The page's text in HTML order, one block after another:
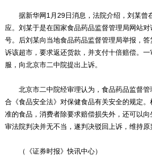
据新华网1月29日消息，法院介绍，刘某曾
应。刘某于是在国家食品药品监督管理局网站
号。后刘某向当地食品药品监督管理局举报，
诉该超市，要求返还货款，并支付十倍赔偿。
服，向北京市二中院提出上诉。
北京市二中院经审理认为，食品药品监督管
合《食品安全法》对保健食品有关安全的规定
准的食品，消费者除要求赔偿损失外，还可以
审法院判决并无不当，遂判决驳回上诉，维持原
（《证券时报》快讯中心）